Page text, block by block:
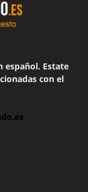
español. Estate
con el